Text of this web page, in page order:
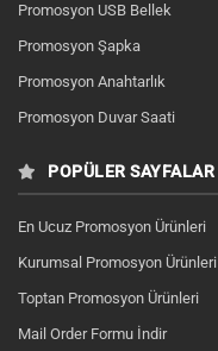
Promosyon USB Bellek
Promosyon Şapka
Promosyon Anahtarlık
Promosyon Duvar Saati
POPÜLER SAYFALAR
En Ucuz Promosyon Ürünleri
Kurumsal Promosyon Ürünleri
Toptan Promosyon Ürünleri
Mail Order Formu İndir